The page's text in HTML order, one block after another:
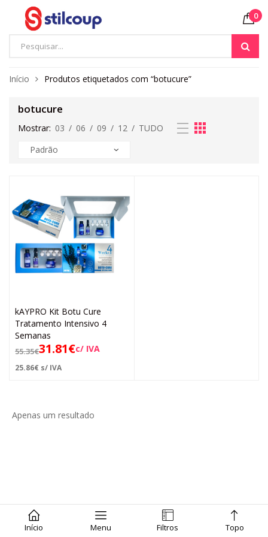
0
Início Menu Filtros Topo
Início Produtos etiquetados com “botucure”
botucure
Mostrar: 03 / 06 / 09 / 12 / TUDO
kAYPRO Kit Botu Cure
Tratamento Intensivo 4
Semanas
55.35€31.81€c/ IVA
25.86€ s/ IVA
Apenas um resultado